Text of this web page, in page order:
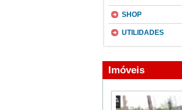
SHOP
UTILIDADES